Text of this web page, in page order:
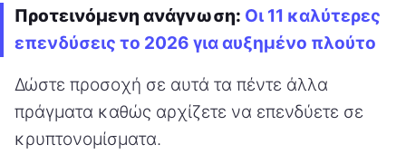
Προτεινόμενη ανάγνωση: Οι 11 καλύτερες
επενδύσεις το 2026 για αυξημένο πλούτο
Δώστε προσοχή σε αυτά τα πέντε άλλα
πράγματα καθώς αρχίζετε να επενδύετε σε
κρυπτονομίσματα.